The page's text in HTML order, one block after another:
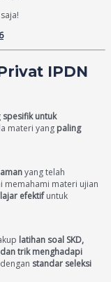
IPDN
spesifik untuk
materi yang paling
yang telah
memahami materi ujian
efektifuntuk
latihan soal SKD,
trik menghadapi
standar seleksi